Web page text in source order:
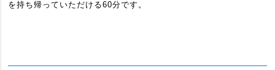
を持ち帰っていただける60分です。